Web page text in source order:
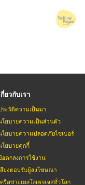
กี่ยวกับเรา
ระวัติความเป็นมา
โยบายความเป็นส่วนตัว
โยบายความปลอดภัยไซเบอร์
โยบายคุกกี้
อตกลงการใช้งาน
สียงตอบรับผู้ลงโฆษณา
ครือข่ายเยลโล่เพจเจสทั่วโลก